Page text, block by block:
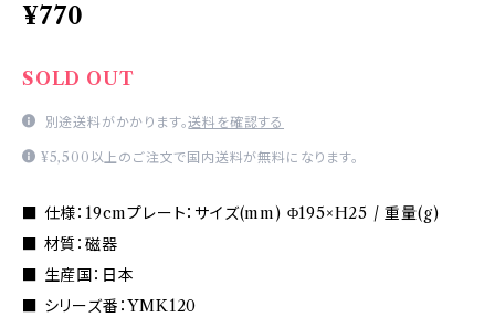
¥770
SOLD OUT
別途送料がかかります。送料を確認する
¥5,500以上のご注文で国内送料が無料になります。
■ 仕様：19cmプレート：サイズ(mm) Φ195×H25 / 重量(g)
■ 材質：磁器
■ 生産国：日本
■ シリーズ番：YMK120